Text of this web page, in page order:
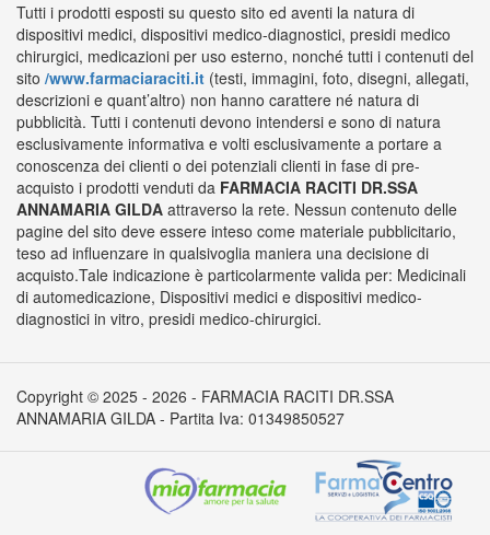
Tutti i prodotti esposti su questo sito ed aventi la natura di
dispositivi medici, dispositivi medico-diagnostici, presidi medico
chirurgici, medicazioni per uso esterno, nonché tutti i contenuti del
sito /www.farmaciaraciti.it (testi, immagini, foto, disegni, allegati,
descrizioni e quant’altro) non hanno carattere né natura di
pubblicità. Tutti i contenuti devono intendersi e sono di natura
esclusivamente informativa e volti esclusivamente a portare a
conoscenza dei clienti o dei potenziali clienti in fase di pre-
acquisto i prodotti venduti da FARMACIA RACITI DR.SSA
ANNAMARIA GILDA attraverso la rete. Nessun contenuto delle
pagine del sito deve essere inteso come materiale pubblicitario,
teso ad influenzare in qualsivoglia maniera una decisione di
acquisto.Tale indicazione è particolarmente valida per: Medicinali
di automedicazione, Dispositivi medici e dispositivi medico-
diagnostici in vitro, presidi medico-chirurgici.
Copyright © 2025 - 2026 - FARMACIA RACITI DR.SSA
ANNAMARIA GILDA - Partita Iva: 01349850527